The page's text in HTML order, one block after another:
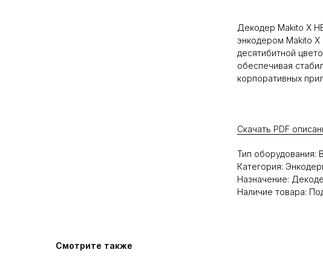
Декодер Makito X
энкодером Makito X
десятибитной
обеспечивая
корпоративных
Скачать PDF
Тип оборудования:
Категория:
Назначение:
Наличие товара:
Смотрите также